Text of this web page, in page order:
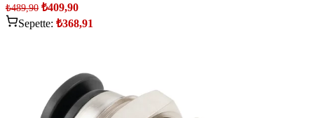
₺489,90 ₺409,90
Sepette: ₺368,91